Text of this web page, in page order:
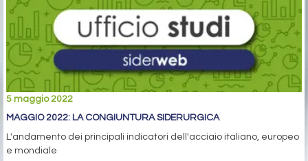
5 maggio 2022
MAGGIO 2022: LA CONGIUNTURA SIDERURGICA
L'andamento dei principali indicatori dell'acciaio italiano, europeo
e mondiale